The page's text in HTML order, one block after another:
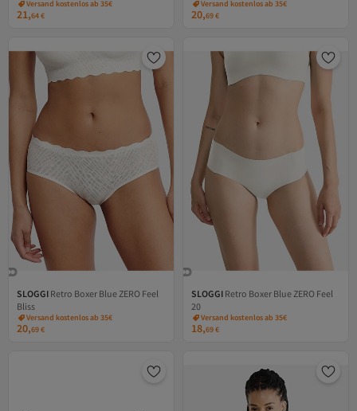
Versand kostenlos ab 35€
21,64€
Versand kostenlos ab 35€
20,69€
SLOGGI Retro Boxer Blue ZERO Feel
Bliss
Versand kostenlos ab 35€
20,69€
SLOGGI Retro Boxer Blue ZERO Feel
20
Versand kostenlos ab 35€
18,69€